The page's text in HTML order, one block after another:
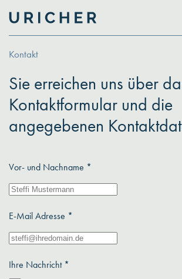
Kontakt
Sie erreichen uns über
Kontaktformular und die
angegebenen
Vor- und Nachname *
E-Mail Adresse *
Ihre Nachricht *